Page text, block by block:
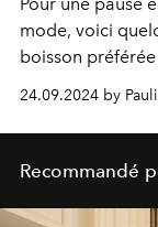
mode, voici
boisson
selon le temps
24.09.2024 by
Recommandé